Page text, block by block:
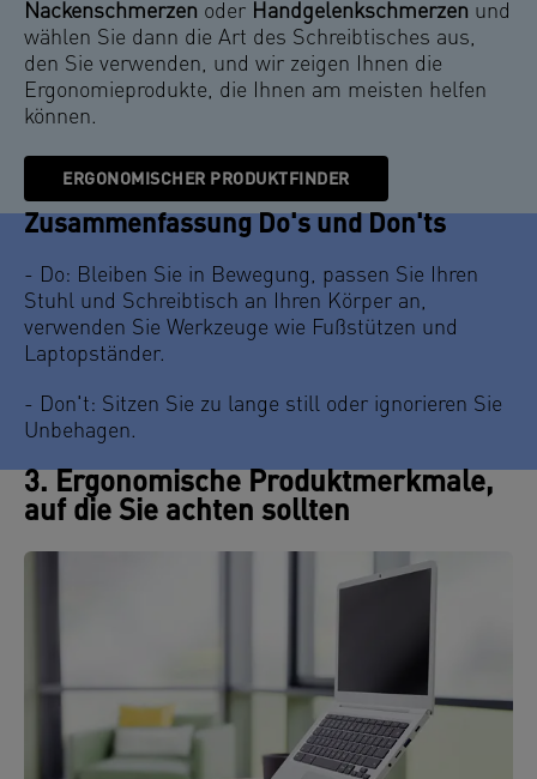
Nackenschmerzen oder Handgelenkschmerzen und
wählen Sie dann die Art des Schreibtisches aus,
den Sie verwenden, und wir zeigen Ihnen die
Ergonomieprodukte, die Ihnen am meisten helfen
können.
ERGONOMISCHER PRODUKTFINDER
Zusammenfassung Do's und Don'ts
- Do: Bleiben Sie in Bewegung, passen Sie Ihren
Stuhl und Schreibtisch an Ihren Körper an,
verwenden Sie Werkzeuge wie Fußstützen und
Laptopständer.
- Don't: Sitzen Sie zu lange still oder ignorieren Sie
Unbehagen.
3. Ergonomische Produktmerkmale,
auf die Sie achten sollten